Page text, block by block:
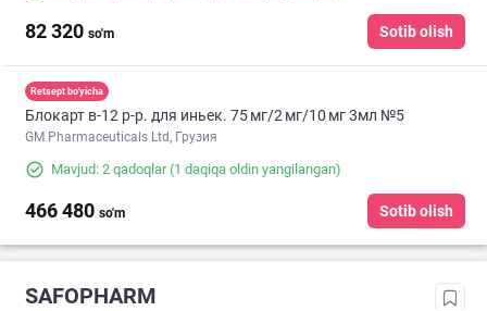
82 320 so'm Sotib olish
Retsept bo'yicha
Блокарт в-12 р-р. для иньек. 75 мг/2 мг/10 мг 3мл №5
GM Pharmaceuticals Ltd, Грузия
Mavjud: 2 qadoqlar(1 daqiqa oldin yangilangan)
466 480 so'm Sotib olish
SAFOPHARM